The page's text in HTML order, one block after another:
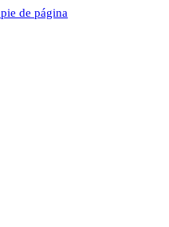
de página